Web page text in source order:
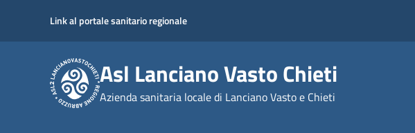
content
Link al portale sanitario regionale
Asl Lanciano Vasto Chieti
Azienda sanitaria locale di Lanciano Vasto e Chieti